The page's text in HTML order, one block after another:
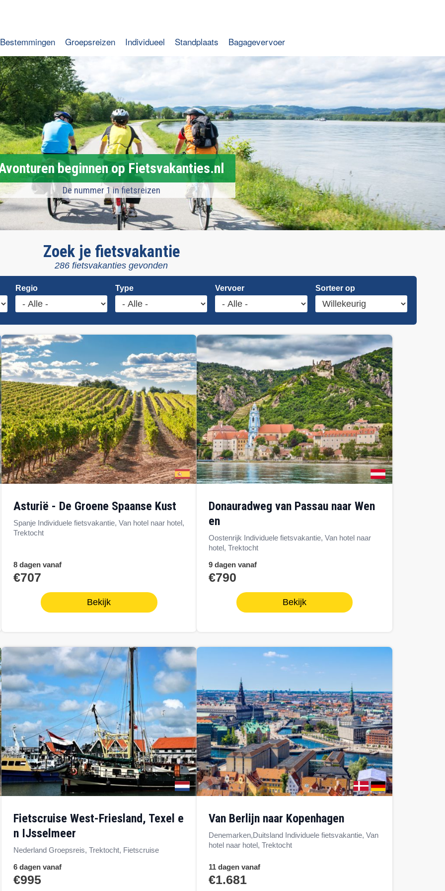
Bestemmingen Groepsreizen Individueel Standplaats Bagagevervoer
beginnen op Fietsvakanties.nl
De nummer 1 in fietsreizen
Zoek je fietsvakantie
286 fietsvakanties gevonden
Regio Type Vervoer Sorteer op
Asturië - De Groene Spaanse Kust
Spanje Individuele fietsvakantie, Van hotel naar hotel,
Trektocht
8 dagen vanaf
€707
Bekijk
Donauradweg van Passau naar Wen
en
Oostenrijk Individuele fietsvakantie, Van hotel naar
hotel, Trektocht
9 dagen vanaf
€790
Bekijk
Fietscruise West-Friesland, Texel e
n IJsselmeer
Nederland Groepsreis, Trektocht, Fietscruise
6 dagen vanaf
€995
Van Berlijn naar Kopenhagen
Denemarken,Duitsland Individuele fietsvakantie, Van
hotel naar hotel, Trektocht
11 dagen vanaf
€1.681